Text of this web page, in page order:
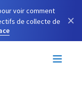
voir comment
de collecte de
×